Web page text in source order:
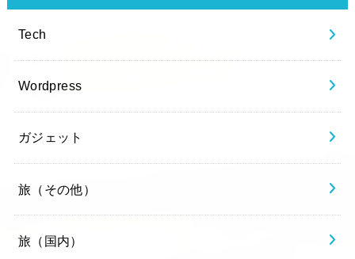
Tech
Wordpress
ガジェット
旅（その他）
旅（国内）